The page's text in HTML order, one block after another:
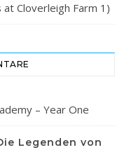
Cloverleigh Farm 1)
– Year One
Legenden von